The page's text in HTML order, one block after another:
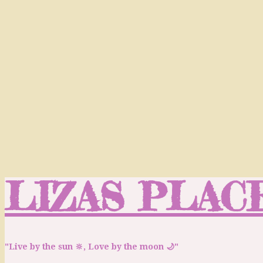
LIZAS
"Live by the sun 🔆, Love by the moon 🌙"